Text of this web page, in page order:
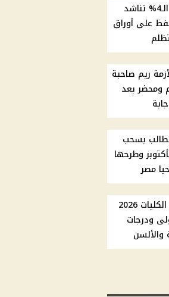
أسرة ريم طالبة الـ4% تناشد
على أوراق
ريم صاحبة
ومحضر بعد
بسحب
وطرحها
مصر
مؤشرات تنسيق الكليات 2026
ودرجات